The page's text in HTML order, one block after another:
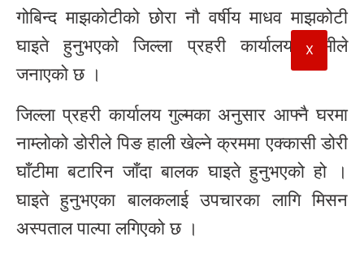
X
गोबिन्द माझकोटीको छोरा नौ वर्षीय माधव माझकोटी
घाइते हुनुभएको जिल्ला प्रहरी कार्यालय गुल्मीले
जनाएको छ ।
जिल्ला प्रहरी कार्यालय गुल्मका अनुसार आफ्नै घरमा
नाम्लोको डोरीले पिङ हाली खेल्ने क्रममा एक्कासी डोरी
घाँटीमा बटारिन जाँदा बालक घाइते हुनुभएको हो ।
घाइते हुनुभएका बालकलाई उपचारका लागि मिसन
अस्पताल पाल्पा लगिएको छ ।